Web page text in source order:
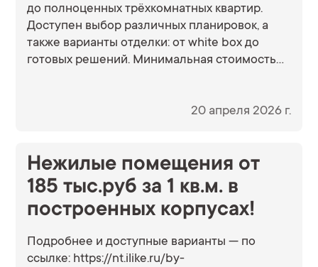
до полноценных трёхкомнатных квартир.
Доступен выбор различных планировок, а
также варианты отделки: от white box до
готовых решений. Минимальная стоимость
с высокими потолками под торговую и
Все подробности уточняйте в офисе продаж.
20 апреля 2026 г.
Нежилые помещения от
185 тыс.руб за 1 кв.м. в
построенных корпусах!
Подробнее и доступные варианты — по
ссылке: https://nt.ilike.ru/by-